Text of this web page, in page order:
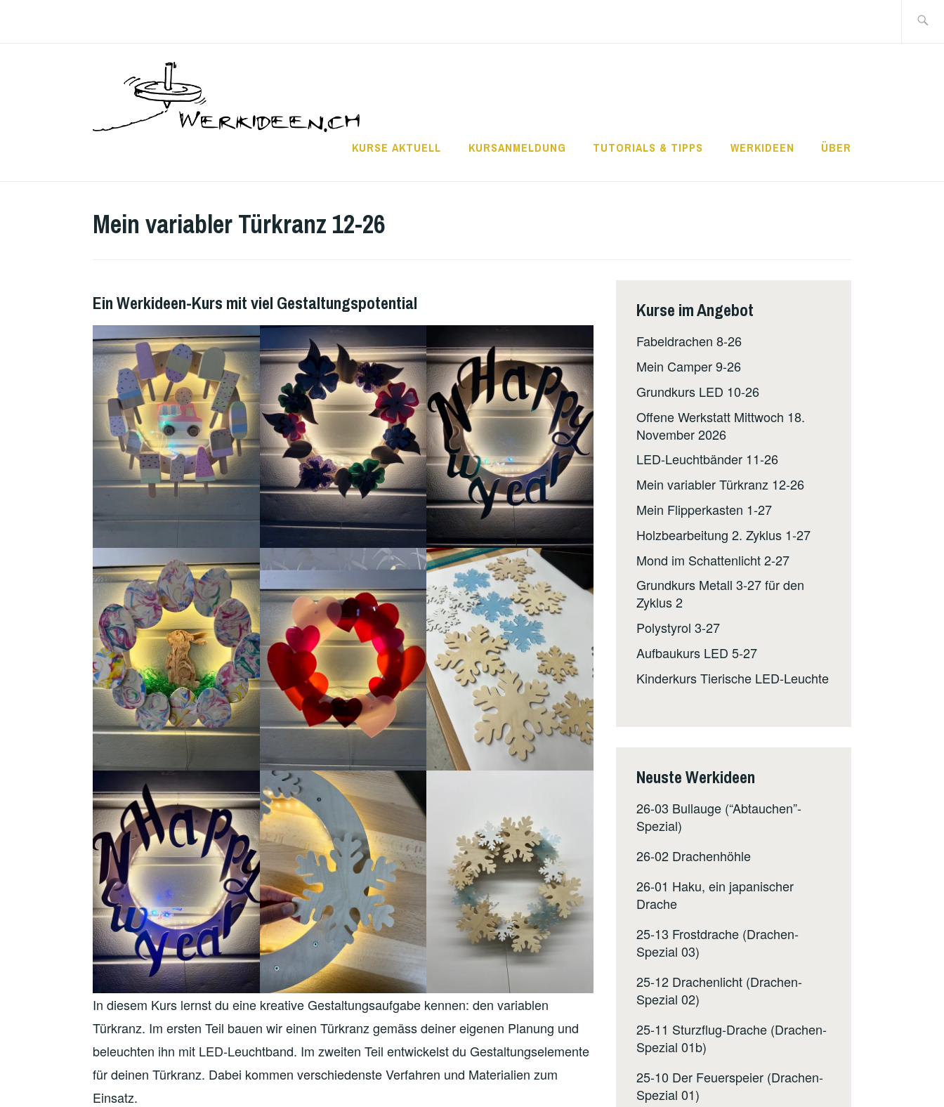
KURSE AKTUELL KURSANMELDUNG TUTORIALS & TIPPS WERKIDEEN ÜBER
Mein variabler Türkranz 12-26
Ein Werkideen-Kurs mit viel Gestaltungspotential
In diesem Kurs lernst du eine kreative Gestaltungsaufgabe kennen: den variablen
Türkranz. Im ersten Teil bauen wir einen Türkranz gemäss deiner eigenen Planung und
beleuchten ihn mit LED-Leuchtband. Im zweiten Teil entwickelst du Gestaltungselemente
für deinen Türkranz. Dabei kommen verschiedenste Verfahren und Materialien zum
Einsatz.
Kurse im Angebot
Fabeldrachen 8-26
Mein Camper 9-26
Grundkurs LED 10-26
Offene Werkstatt Mittwoch 18.
November 2026
LED-Leuchtbänder 11-26
Mein variabler Türkranz 12-26
Mein Flipperkasten 1-27
Holzbearbeitung 2. Zyklus 1-27
Mond im Schattenlicht 2-27
Grundkurs Metall 3-27 für den
Zyklus 2
Polystyrol 3-27
Aufbaukurs LED 5-27
Kinderkurs Tierische LED-Leuchte
Neuste Werkideen
26-03 Bullauge (“Abtauchen”-
Spezial)
26-02 Drachenhöhle
26-01 Haku, ein japanischer
Drache
25-13 Frostdrache (Drachen-
Spezial 03)
25-12 Drachenlicht (Drachen-
Spezial 02)
25-11 Sturzflug-Drache (Drachen-
Spezial 01b)
25-10 Der Feuerspeier (Drachen-
Spezial 01)